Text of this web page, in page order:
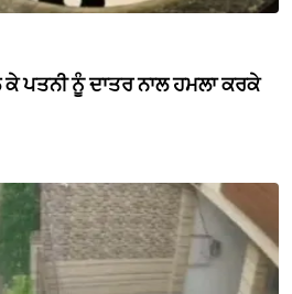
ਕੇ ਪਤਨੀ ਨੂੰ ਦਾਤਰ ਨਾਲ ਹਮਲਾ ਕਰਕੇ